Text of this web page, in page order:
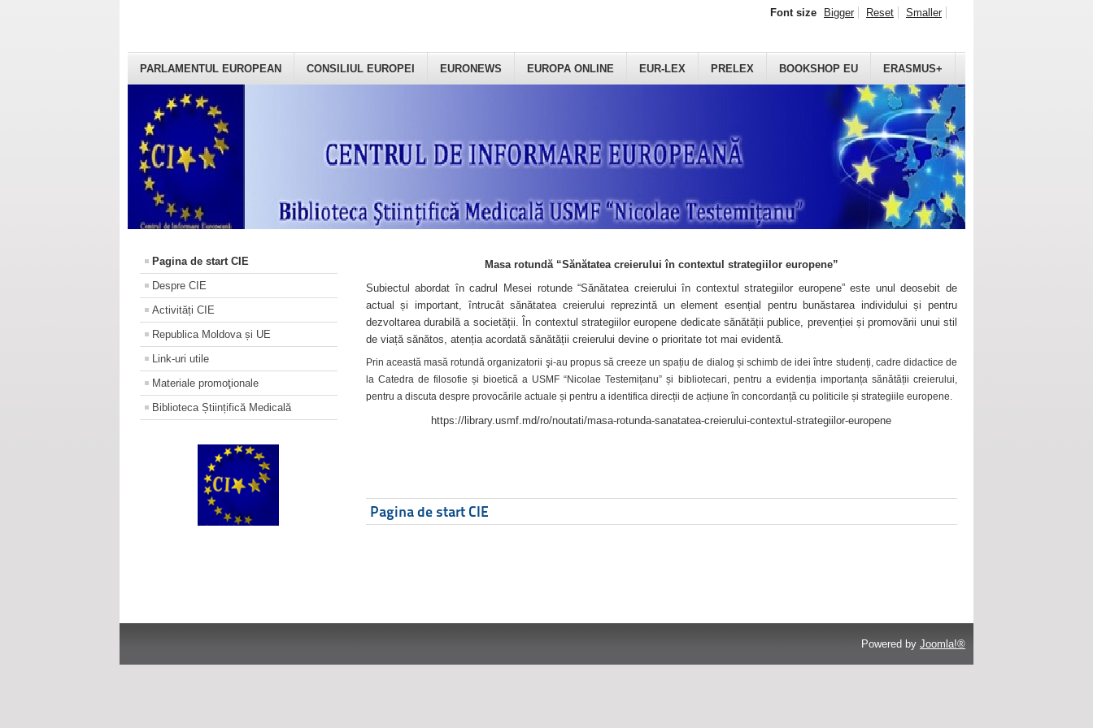
PARLAMENTUL EUROPEAN CONSILIUL EUROPEI EURONEWS EUROPA ONLINE EUR-LEX PRELEX BOOKSHOP EU ERASMUS+
Font size Bigger Reset Smaller
Pagina de start CIE
Despre CIE
Activități CIE
Republica Moldova și UE
Link-uri utile
Materiale promoţionale
Biblioteca Științifică Medicală
Masa rotundă “Sănătatea creierului în contextul strategiilor europene”
Subiectul abordat în cadrul Mesei rotunde “Sănătatea creierului în contextul strategiilor europene” este unul deosebit de
actual și important, întrucât sănătatea creierului reprezintă un element esențial pentru bunăstarea individului și pentru
dezvoltarea durabilă a societății. În contextul strategiilor europene dedicate sănătății publice, prevenției și promovării unui stil
de viață sănătos, atenția acordată sănătății creierului devine o prioritate tot mai evidentă.
Prin această masă rotundă organizatorii şi-au propus să creeze un spațiu de dialog și schimb de idei între studenți, cadre didactice de
la Catedra de filosofie și bioetică a USMF “Nicolae Testemițanu” și bibliotecari, pentru a evidenția importanța sănătății creierului,
pentru a discuta despre provocările actuale și pentru a identifica direcții de acțiune în concordanță cu politicile și strategiile europene.
https://library.usmf.md/ro/noutati/masa-rotunda-sanatatea-creierului-contextul-strategiilor-europene
Pagina de start CIE
Powered by Joomla!®